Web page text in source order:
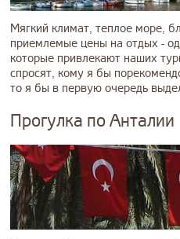
Мягкий климат, теплое море,
приемлемые цены на отдых -
которые привлекают наших
спросят, кому я бы
то я бы в первую очередь
Прогулка по Анталии